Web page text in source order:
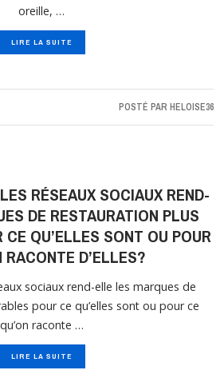
oreille, …
LIRE LA SUITE
POSTÉ PAR HELOISE36
RÉSEAUX SOCIAUX REND-
DE RESTAURATION PLUS
QU’ELLES SONT OU POUR
RACONTE D’ELLES?
sociaux rend-elle les marques de
pour ce qu’elles sont ou pour ce
qu’on raconte …
LIRE LA SUITE